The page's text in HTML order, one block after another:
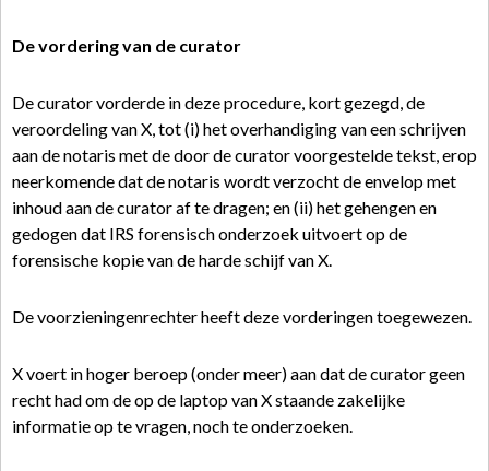
De vordering van de curator
De curator vorderde in deze procedure, kort gezegd, de
veroordeling van X, tot (i) het overhandiging van een schrijven
aan de notaris met de door de curator voorgestelde tekst, erop
neerkomende dat de notaris wordt verzocht de envelop met
inhoud aan de curator af te dragen; en (ii) het gehengen en
gedogen dat IRS forensisch onderzoek uitvoert op de
forensische kopie van de harde schijf van X.
De voorzieningenrechter heeft deze vorderingen toegewezen.
X voert in hoger beroep (onder meer) aan dat de curator geen
recht had om de op de laptop van X staande zakelijke
informatie op te vragen, noch te onderzoeken.